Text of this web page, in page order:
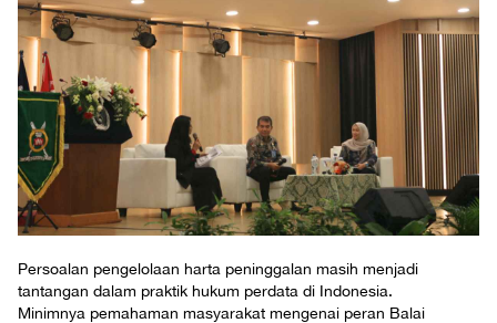
Persoalan pengelolaan harta peninggalan masih menjadi
tantangan dalam praktik hukum perdata di Indonesia.
Minimnya pemahaman masyarakat mengenai peran Balai